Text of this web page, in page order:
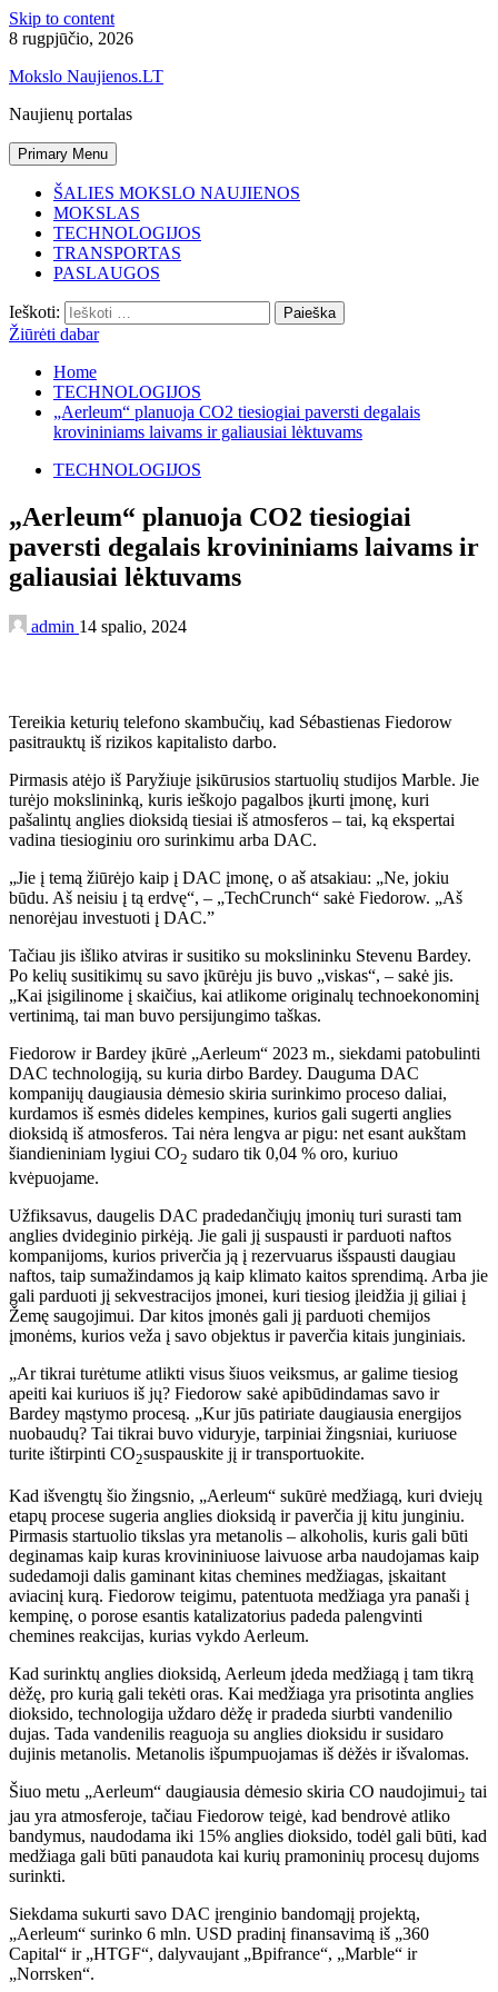
Skip to content
8 rugpjūčio, 2026
Mokslo Naujienos.LT
Naujienų portalas
Primary Menu
ŠALIES MOKSLO NAUJIENOS
MOKSLAS
TECHNOLOGIJOS
TRANSPORTAS
PASLAUGOS
Ieškoti:
Žiūrėti dabar
Home
TECHNOLOGIJOS
„Aerleum“ planuoja CO2 tiesiogiai paversti degalais
krovininiams laivams ir galiausiai lėktuvams
TECHNOLOGIJOS
„Aerleum“ planuoja CO2 tiesiogiai
paversti degalais krovininiams laivams ir
galiausiai lėktuvams
admin 14 spalio, 2024
Tereikia keturių telefono skambučių, kad Sébastienas Fiedorow
pasitrauktų iš rizikos kapitalisto darbo.
Pirmasis atėjo iš Paryžiuje įsikūrusios startuolių studijos Marble. Jie
turėjo mokslininką, kuris ieškojo pagalbos įkurti įmonę, kuri
pašalintų anglies dioksidą tiesiai iš atmosferos – tai, ką ekspertai
vadina tiesioginiu oro surinkimu arba DAC.
„Jie į temą žiūrėjo kaip į DAC įmonę, o aš atsakiau: „Ne, jokiu
būdu. Aš neisiu į tą erdvę“, – „TechCrunch“ sakė Fiedorow. „Aš
nenorėjau investuoti į DAC.”
Tačiau jis išliko atviras ir susitiko su mokslininku Stevenu Bardey.
Po kelių susitikimų su savo įkūrėju jis buvo „viskas“, – sakė jis.
„Kai įsigilinome į skaičius, kai atlikome originalų technoekonominį
vertinimą, tai man buvo persijungimo taškas.
Fiedorow ir Bardey įkūrė „Aerleum“ 2023 m., siekdami patobulinti
DAC technologiją, su kuria dirbo Bardey. Dauguma DAC
kompanijų daugiausia dėmesio skiria surinkimo proceso daliai,
kurdamos iš esmės dideles kempines, kurios gali sugerti anglies
dioksidą iš atmosferos. Tai nėra lengva ar pigu: net esant aukštam
šiandieniniam lygiui CO2 sudaro tik 0,04 % oro, kuriuo
kvėpuojame.
Užfiksavus, daugelis DAC pradedančiųjų įmonių turi surasti tam
anglies dvideginio pirkėją. Jie gali jį suspausti ir parduoti naftos
kompanijoms, kurios priverčia ją į rezervuarus išspausti daugiau
naftos, taip sumažindamos ją kaip klimato kaitos sprendimą. Arba jie
gali parduoti jį sekvestracijos įmonei, kuri tiesiog įleidžia jį giliai į
Žemę saugojimui. Dar kitos įmonės gali jį parduoti chemijos
įmonėms, kurios veža į savo objektus ir paverčia kitais junginiais.
„Ar tikrai turėtume atlikti visus šiuos veiksmus, ar galime tiesiog
apeiti kai kuriuos iš jų? Fiedorow sakė apibūdindamas savo ir
Bardey mąstymo procesą. „Kur jūs patiriate daugiausia energijos
nuobaudų? Tai tikrai buvo viduryje, tarpiniai žingsniai, kuriuose
turite ištirpinti CO2suspauskite jį ir transportuokite.
Kad išvengtų šio žingsnio, „Aerleum“ sukūrė medžiagą, kuri dviejų
etapų procese sugeria anglies dioksidą ir paverčia jį kitu junginiu.
Pirmasis startuolio tikslas yra metanolis – alkoholis, kuris gali būti
deginamas kaip kuras krovininiuose laivuose arba naudojamas kaip
sudedamoji dalis gaminant kitas chemines medžiagas, įskaitant
aviacinį kurą. Fiedorow teigimu, patentuota medžiaga yra panaši į
kempinę, o porose esantis katalizatorius padeda palengvinti
chemines reakcijas, kurias vykdo Aerleum.
Kad surinktų anglies dioksidą, Aerleum įdeda medžiagą į tam tikrą
dėžę, pro kurią gali tekėti oras. Kai medžiaga yra prisotinta anglies
dioksido, technologija uždaro dėžę ir pradeda siurbti vandenilio
dujas. Tada vandenilis reaguoja su anglies dioksidu ir susidaro
dujinis metanolis. Metanolis išpumpuojamas iš dėžės ir išvalomas.
Šiuo metu „Aerleum“ daugiausia dėmesio skiria CO naudojimui2 tai
jau yra atmosferoje, tačiau Fiedorow teigė, kad bendrovė atliko
bandymus, naudodama iki 15% anglies dioksido, todėl gali būti, kad
medžiaga gali būti panaudota kai kurių pramoninių procesų dujoms
surinkti.
Siekdama sukurti savo DAC įrenginio bandomąjį projektą,
„Aerleum“ surinko 6 mln. USD pradinį finansavimą iš „360
Capital“ ir „HTGF“, dalyvaujant „Bpifrance“, „Marble“ ir
„Norrsken“.